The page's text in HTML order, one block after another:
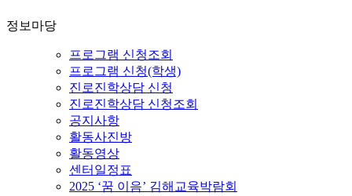
정보마당
프로그램 신청조회
프로그램 신청(학생)
진로진학상담 신청
진로진학상담 신청조회
공지사항
활동사진방
활동영상
센터일정표
2025 ‘꿈 이음’ 김해교육박람회